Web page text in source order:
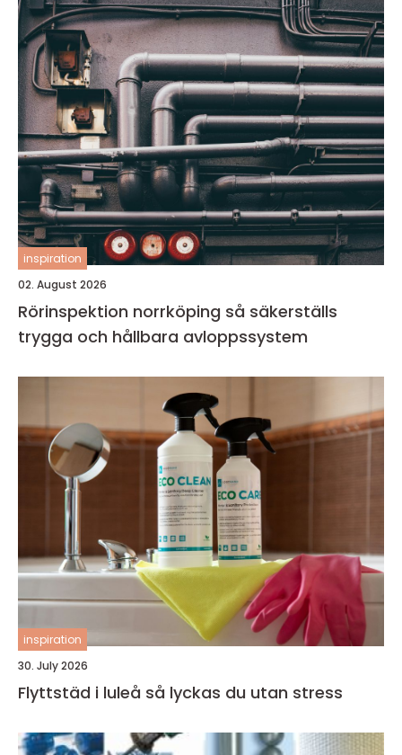
inspiration
02. August 2026
Rörinspektion norrköping så säkerställs
trygga och hållbara avloppssystem
inspiration
30. July 2026
Flyttstäd i luleå så lyckas du utan stress